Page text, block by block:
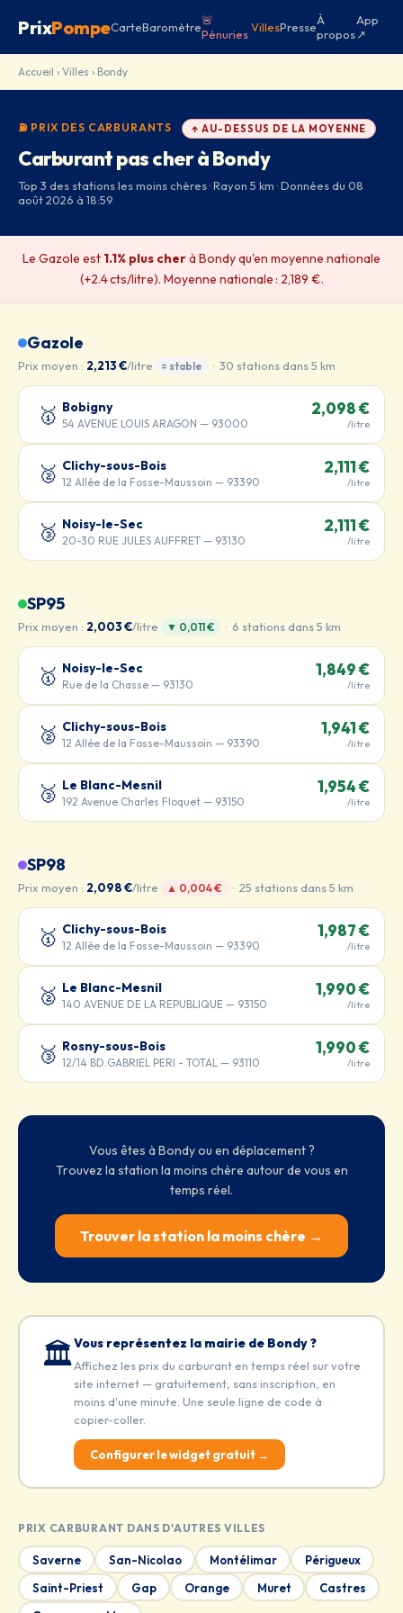
PrixPompeCarteBaromètre🚨
Pénuries VillesPresseÀ
propos
App
↗
Accueil › Villes › Bondy
⛽ PRIX DES CARBURANTS ↑ AU-DESSUS DE LA MOYENNE
Carburant pas cher à Bondy
Top 3 des stations les moins chères · Rayon 5 km · Données du 08
août 2026 à 18:59
Le Gazole est 1.1% plus cherà Bondy qu'en moyenne nationale
(+2.4 cts/litre). Moyenne nationale : 2,189 €.
Gazole
Prix moyen : 2,213 €/litre = stable · 30 stations dans 5 km
🥇 Bobigny
54 AVENUE LOUIS ARAGON — 93000
2,098 €
/litre
🥈 Clichy-sous-Bois
12 Allée de la Fosse-Maussoin — 93390
2,111 €
/litre
🥉 Noisy-le-Sec
20-30 RUE JULES AUFFRET — 93130
2,111 €
/litre
SP95
Prix moyen : 2,003 €/litre ▼ 0,011 € · 6 stations dans 5 km
🥇 Noisy-le-Sec
Rue de la Chasse — 93130
1,849 €
/litre
🥈 Clichy-sous-Bois
12 Allée de la Fosse-Maussoin — 93390
1,941 €
/litre
🥉 Le Blanc-Mesnil
192 Avenue Charles Floquet — 93150
1,954 €
/litre
SP98
Prix moyen : 2,098 €/litre ▲ 0,004 € · 25 stations dans 5 km
🥇 Clichy-sous-Bois
12 Allée de la Fosse-Maussoin — 93390
1,987 €
/litre
🥈 Le Blanc-Mesnil
140 AVENUE DE LA REPUBLIQUE — 93150
1,990 €
/litre
🥉 Rosny-sous-Bois
12/14 BD.GABRIEL PERI - TOTAL — 93110
1,990 €
/litre
Vous êtes à Bondy ou en déplacement ?
Trouvez la station la moins chère autour de vous en
temps réel.
Trouver la station la moins chère →
🏛️Vous représentez la mairie de Bondy ?
Affichez les prix du carburant en temps réel sur votre
site internet — gratuitement, sans inscription, en
moins d'une minute. Une seule ligne de code à
copier-coller.
Configurer le widget gratuit →
PRIX CARBURANT DANS D'AUTRES VILLES
Saverne San-Nicolao Montélimar
Périgueux
Saint-Priest
Gap Orange Muret
Castres